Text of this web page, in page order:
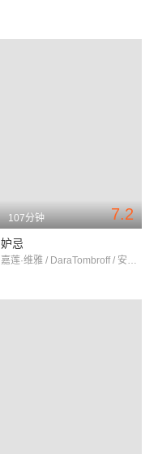
7.2
107分钟
妒忌
嘉莲·维雅 / DaraTombroff / 安娜·多尔瓦尔